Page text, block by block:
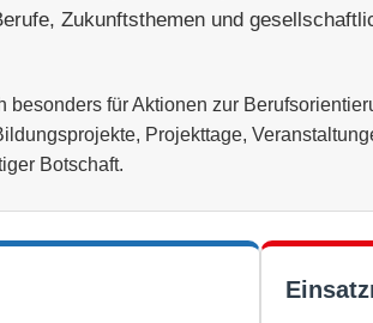
Zukunftsthemen und
besonders für Aktionen zur
Projekttage,
Botschaft.